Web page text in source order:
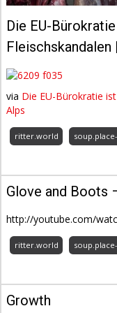
Die EU-
Fleischskandalen
via Die EU-Bürokratie
Alps
ritter.world
Glove and Boots
http://youtube.com/
ritter.world
Growth